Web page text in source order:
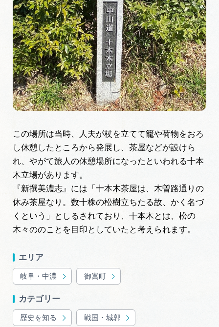
岐阜県まるごと観光エリアガイド
岐阜県観光データベース
旅行会社・観光事業者の皆様へ
動画ライブラリー
お問い合わせ
運営組織
広告掲載
この場所は当時、人夫が杖を立てて籠や荷物をおろ
し休憩したところから発展し、茶屋などが設けら
れ、やがて旅人の休憩場所になったといわれる十本
木立場があります。
『新撰美濃志』には「十本木茶屋は、木曽路通りの
休み茶屋なり。数十株の松樹立ちたる故、かく名づ
くという」としるされており、十本木とは、松の
木々ののことを目印としていたと考えられます。
エリア
岐阜・中濃 御嵩町
カテゴリー
歴史を知る 戦国・城郭